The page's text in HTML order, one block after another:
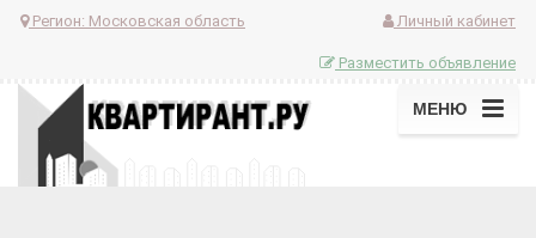
Регион: Московская область Личный кабинет
Разместить объявление
МЕНЮ